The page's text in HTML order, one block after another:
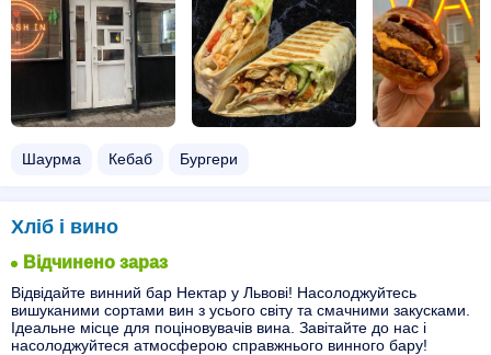
Шаурма Кебаб Бургери
Хліб і вино
Відчинено зараз
Відвідайте винний бар Нектар у Львові! Насолоджуйтесь
вишуканими сортами вин з усього світу та смачними закусками.
Ідеальне місце для поціновувачів вина. Завітайте до нас і
насолоджуйтеся атмосферою справжнього винного бару!